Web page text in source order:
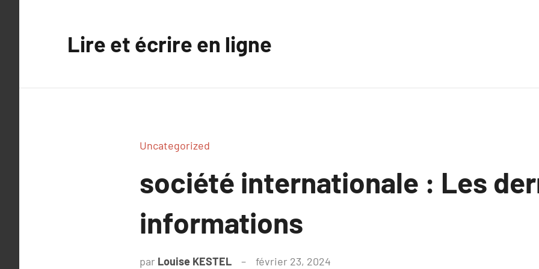
Lire et écrire en ligne
Uncategorized
société internationale : Les
informations
par Louise KESTEL février 23, 2024